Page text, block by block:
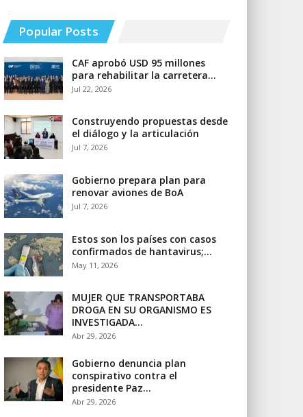
Popular Posts
CAF aprobó USD 95 millones
para rehabilitar la carretera…
Jul 22, 2026
Construyendo propuestas desde
el diálogo y la articulación
Jul 7, 2026
Gobierno prepara plan para
renovar aviones de BoA
Jul 7, 2026
Estos son los países con casos
confirmados de hantavirus;…
May 11, 2026
MUJER QUE TRANSPORTABA
DROGA EN SU ORGANISMO ES
INVESTIGADA…
Abr 29, 2026
Gobierno denuncia plan
conspirativo contra el
presidente Paz…
Abr 29, 2026